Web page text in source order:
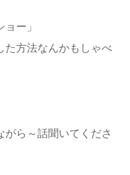
ー」
た方法なんかもしゃべ
ら～話聞いてくださ